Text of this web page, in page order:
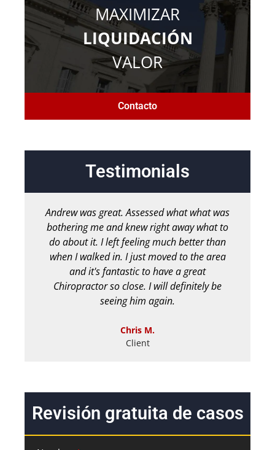
MAXIMIZAR
LIQUIDACIÓN
VALOR
Contacto
Testimonials
Andrew was great. Assessed what what was
bothering me and knew right away what to
do about it. I left feeling much better than
when I walked in. I just moved to the area
and it's fantastic to have a great
Chiropractor so close. I will definitely be
seeing him again.
Chris M.
Client
Revisión gratuita de casos